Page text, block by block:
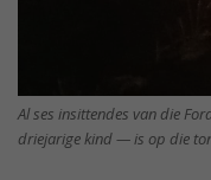
Al ses insittendes van die
driejarige kind — is op die